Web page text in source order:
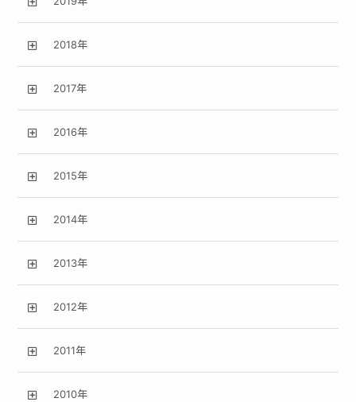
2018年
2017年
2016年
2015年
2014年
2013年
2012年
2011年
2010年